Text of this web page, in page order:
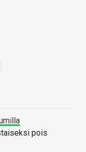
pois